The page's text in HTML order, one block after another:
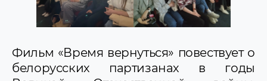
Фильм «Время вернуться» повествует о
белорусских партизанах в годы